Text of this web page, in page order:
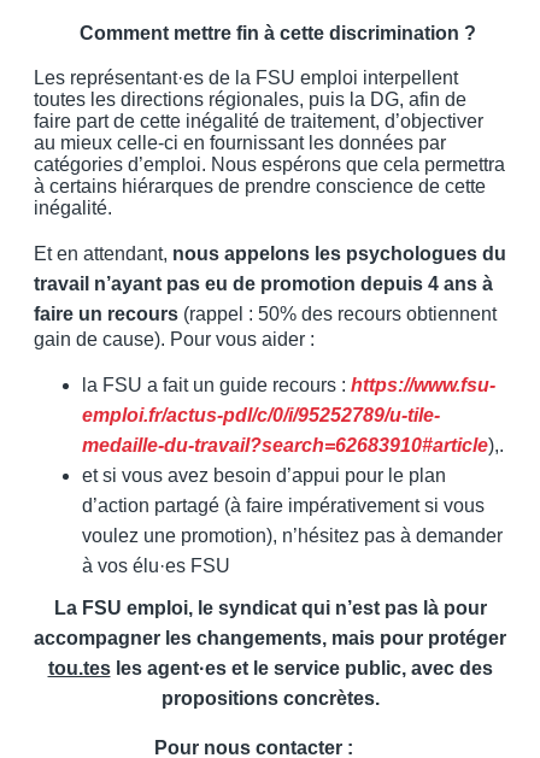
Comment mettre fin à cette discrimination ?
Les représentant·es de la FSU emploi interpellent
toutes les directions régionales, puis la DG, afin de
faire part de cette inégalité de traitement, d’objectiver
au mieux celle-ci en fournissant les données par
catégories d’emploi. Nous espérons que cela permettra
à certains hiérarques de prendre conscience de cette
inégalité.
Et en attendant, nous appelons les psychologues du
travail n’ayant pas eu de promotion depuis 4 ans à
faire un recours (rappel : 50% des recours obtiennent
gain de cause). Pour vous aider :
la FSU a fait un guide recours : https://www.fsu-
emploi.fr/actus-pdl/c/0/i/95252789/u-tile-
medaille-du-travail?search=62683910#article),.
et si vous avez besoin d’appui pour le plan
d’action partagé (à faire impérativement si vous
voulez une promotion), n’hésitez pas à demander
à vos élu·es FSU
La FSU emploi, le syndicat qui n’est pas là pour
accompagner les changements, mais pour protéger
tou.tesles agent·es et le service public, avec des
propositions concrètes.
Pour nous contacter :